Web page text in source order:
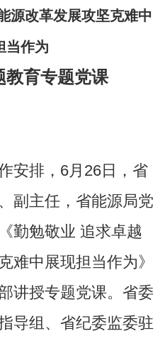
源改革发展攻坚克难中
当作为
教育专题党课
安排，6月26日，省
副主任，省能源局党
勤勉敬业 追求卓越
难中展现担当作为》
讲授专题党课。省委
导组、省纪委监委驻